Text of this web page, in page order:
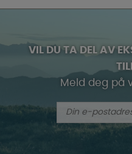
VIL DU TA DEL AV
Meld deg på